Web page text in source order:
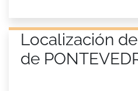
Localización
de